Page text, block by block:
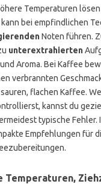
Temperaturen lösen
bei empfindlichen
Noten führen.
unterextrahierten
Aroma. Bei Kaffee
verbrannten
flachen Kaffee.
kannst du
typische Fehler.
Empfehlungen für
Temperaturen,